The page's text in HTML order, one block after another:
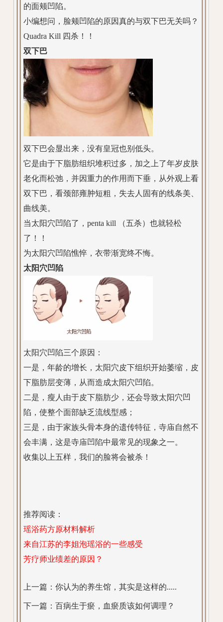
的面颊凹陷。
小编想问，脸颊凹陷的原因真的与双下巴无关吗？
Quadra Kill 四杀！！
双下巴
双下巴会显出来，没有皇冠也别低头。
它是由于下脂肪组织堆积过多，加之上了年岁皮肤
老化而松弛，并因重力的作用而下垂，从外观上看
双下巴，看颈部雍肿短粗，失去人固有的线条美、
曲线美。
当太阳穴凹陷了，penta kill （五杀）也就轻松
了！！
为太阳穴凹陷憔悴，衣带渐宽终不悔。
太阳穴凹陷
太阳穴凹陷三个原因：
一是，年龄的增长，太阳穴皮下组织开始萎缩，皮
下脂肪层变薄，从而造成太阳穴凹陷。
二是，瘦人由于皮下脂肪少，还会导致太阳穴凹
陷，使整个面部缺乏流线型感；
三是，由于家族头骨本身的遗传特征，寺庙自然不
会丰满，这是寺庙凹陷中最常见的现象之一。
收集以上五样，我们的脸将会被杀！
推荐阅读：
瑶浴药方原材料解析
来自江苏的李姐泡瑶浴的一些感受
芳疗师业绩差的原因？
上一篇：你认为的养生馆，其实是这样的.....
下一篇：百病生于瘀，血瘀质该如何调理？